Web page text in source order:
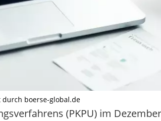
boerse-global.de
(PKPU) im